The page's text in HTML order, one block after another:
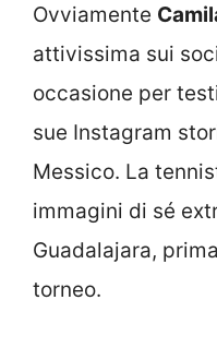
Ovviamente
attivissima sui
occasione per
sue Instagram
Messico. La
immagini di sé
Guadalajara,
torneo.